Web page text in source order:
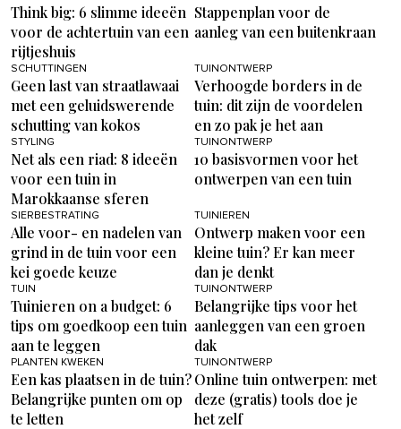
Think big: 6 slimme ideeën
voor de achtertuin van een
rijtjeshuis
Stappenplan voor de
aanleg van een buitenkraan
SCHUTTINGEN
Geen last van straatlawaai
met een geluidswerende
schutting van kokos
TUINONTWERP
Verhoogde borders in de
tuin: dit zijn de voordelen
en zo pak je het aan
STYLING
Net als een riad: 8 ideeën
voor een tuin in
Marokkaanse sferen
TUINONTWERP
10 basisvormen voor het
ontwerpen van een tuin
SIERBESTRATING
Alle voor- en nadelen van
grind in de tuin voor een
kei goede keuze
TUINIEREN
Ontwerp maken voor een
kleine tuin? Er kan meer
dan je denkt
TUIN
Tuinieren on a budget: 6
tips om goedkoop een tuin
aan te leggen
TUINONTWERP
Belangrijke tips voor het
aanleggen van een groen
dak
PLANTEN KWEKEN
Een kas plaatsen in de tuin?
Belangrijke punten om op
te letten
TUINONTWERP
Online tuin ontwerpen: met
deze (gratis) tools doe je
het zelf